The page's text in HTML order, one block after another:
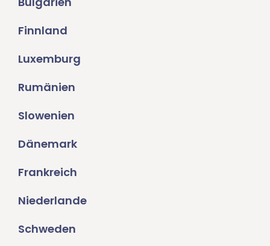
Finnland
Luxemburg
Rumänien
Slowenien
Dänemark
Frankreich
Niederlande
Schweden